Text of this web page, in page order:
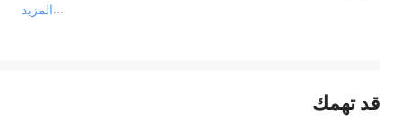
المزيد
عند الضرورة، يرجى استشارة مستشار استثمار محترف. لا تقدم منصة سهم أي مشورة استثمارية، ولا تقدم أي التزامات أو ضمانات.
قد تهمك